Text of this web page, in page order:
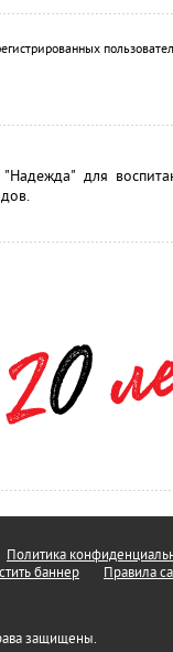
"Надежда" для
Политика
баннер Правила
защищены.